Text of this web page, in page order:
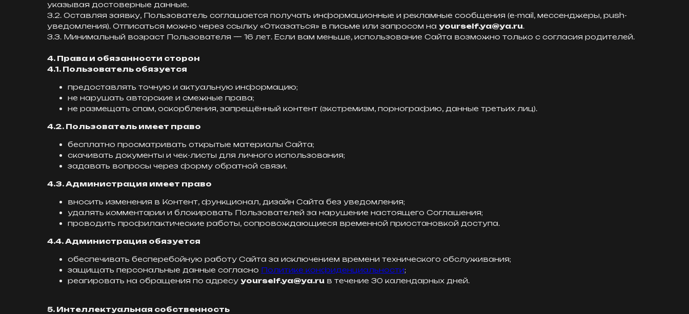
указывая достоверные данные.
3.2. Оставляя заявку, Пользователь соглашается получать информационные и рекламные сообщения (e-mail, мессенджеры, push-
уведомления). Отписаться можно через ссылку «Отказаться» в письме или запросом на yourself.ya@ya.ru.
3.3. Минимальный возраст Пользователя — 16 лет. Если вам меньше, использование Сайта возможно только с согласия родителей.
4. Права и обязанности сторон
4.1. Пользователь обязуется
предоставлять точную и актуальную информацию;
не нарушать авторские и смежные права;
не размещать спам, оскорбления, запрещённый контент (экстремизм, порнографию, данные третьих лиц).
4.2. Пользователь имеет право
бесплатно просматривать открытые материалы Сайта;
скачивать документы и чек-листы для личного использования;
задавать вопросы через форму обратной связи.
4.3. Администрация имеет право
вносить изменения в Контент, функционал, дизайн Сайта без уведомления;
удалять комментарии и блокировать Пользователей за нарушение настоящего Соглашения;
проводить профилактические работы, сопровождающиеся временной приостановкой доступа.
4.4. Администрация обязуется
обеспечивать бесперебойную работу Сайта за исключением времени технического обслуживания;
защищать персональные данные согласно Политике конфиденциальности;
реагировать на обращения по адресу yourself.ya@ya.ru в течение 30 календарных дней.
5. Интеллектуальная собственность